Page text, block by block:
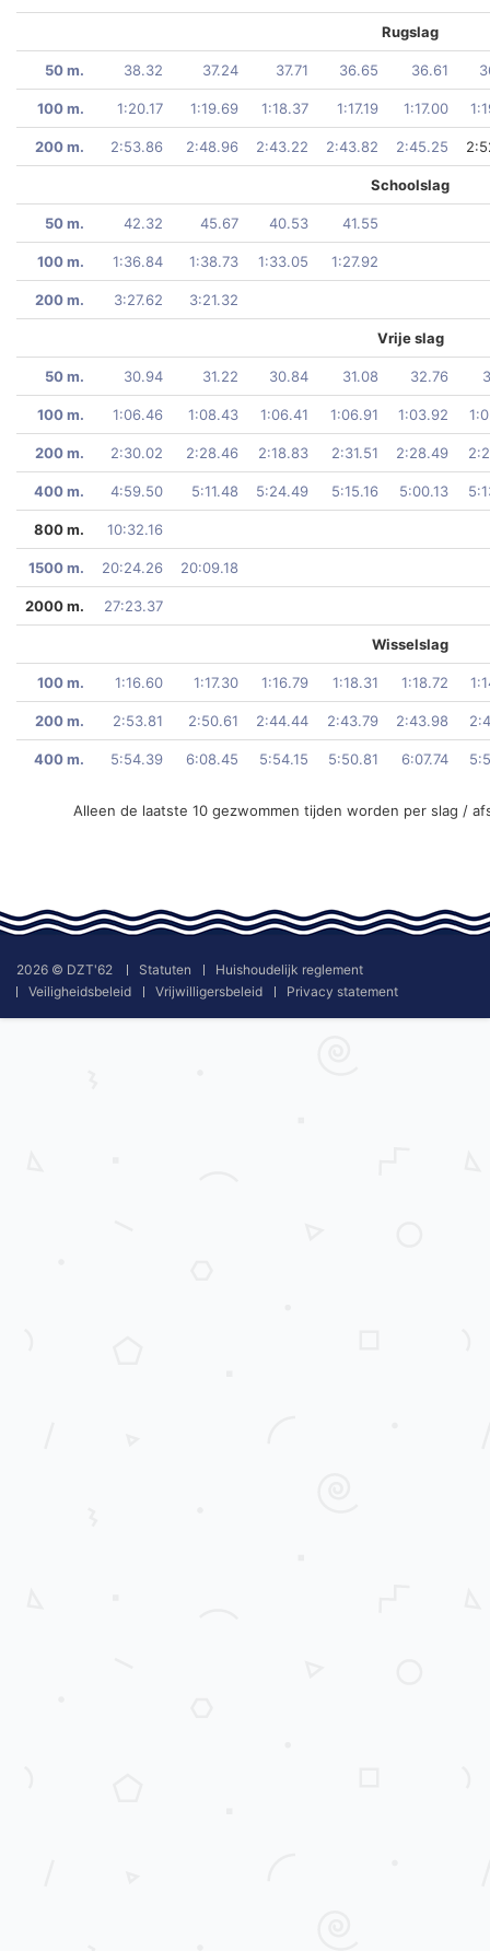
Rugslag
50 m. 38.32 37.24 37.71 36.65 36.61
100 m. 1:20.17 1:19.69 1:18.37 1:17.19 1:17.00
200 m. 2:53.86 2:48.96 2:43.22 2:43.82 2:45.25
Schoolslag
50 m. 42.32 45.67 40.53 41.55
100 m. 1:36.84 1:38.73 1:33.05 1:27.92
200 m. 3:27.62 3:21.32
Vrije slag
50 m. 30.94 31.22 30.84 31.08 32.76
100 m. 1:06.46 1:08.43 1:06.41 1:06.91 1:03.92
200 m. 2:30.02 2:28.46 2:18.83 2:31.51 2:28.49
400 m. 4:59.50 5:11.48 5:24.49 5:15.16 5:00.13
800 m. 10:32.16
1500 m. 20:24.26 20:09.18
2000 m. 27:23.37
Wisselslag
100 m. 1:16.60 1:17.30 1:16.79 1:18.31 1:18.72
200 m. 2:53.81 2:50.61 2:44.44 2:43.79 2:43.98
400 m. 5:54.39 6:08.45 5:54.15 5:50.81 6:07.74
Alleen de laatste 10 gezwommen tijden worden per slag /
2026 © DZT'62 Statuten
Huishoudelijk reglement
Veiligheidsbeleid
Vrijwilligersbeleid Privacy statement